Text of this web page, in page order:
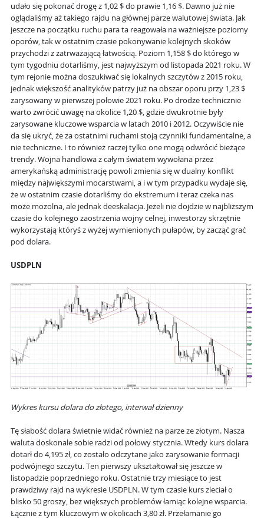
udało się pokonać drogę z 1,02 $ do prawie 1,16 $. Dawno już nie
oglądaliśmy aż takiego rajdu na głównej parze walutowej świata. Jak
jeszcze na początku ruchu para ta reagowała na ważniejsze poziomy
oporów, tak w ostatnim czasie pokonywanie kolejnych skoków
przychodzi z zatrważającą łatwością. Poziom 1,158 $ do którego w
tym tygodniu dotarliśmy, jest najwyższym od listopada 2021 roku. W
tym rejonie można doszukiwać się lokalnych szczytów z 2015 roku,
jednak większość analityków patrzy już na obszar oporu przy 1,23 $
zarysowany w pierwszej połowie 2021 roku. Po drodze technicznie
warto zwrócić uwagę na okolice 1,20 $, gdzie dwukrotnie były
zarysowane kluczowe wsparcia w latach 2010 i 2012. Oczywiście nie
da się ukryć, że za ostatnimi ruchami stoją czynniki fundamentalne, a
nie techniczne. I to również raczej tylko one mogą odwrócić bieżące
trendy. Wojna handlowa z całym światem wywołana przez
amerykańską administrację powoli zmienia się w dualny konflikt
między największymi mocarstwami, a i w tym przypadku wydaje się,
że w ostatnim czasie dotarliśmy do ekstremum i teraz czeka nas
może mozolna, ale jednak deeskalacja. Jeżeli nie dojdzie w najbliższym
czasie do kolejnego zaostrzenia wojny celnej, inwestorzy skrzętnie
wykorzystają któryś z wyżej wymienionych pułapów, by zacząć grać
pod dolara.
USDPLN
Wykres kursu dolara do złotego, interwał dzienny
Tę słabość dolara świetnie widać również na parze ze złotym. Nasza
waluta doskonale sobie radzi od połowy stycznia. Wtedy kurs dolara
dotarł do 4,195 zł, co zostało odczytane jako zarysowanie formacji
podwójnego szczytu. Ten pierwszy ukształtował się jeszcze w
listopadzie poprzedniego roku. Ostatnie trzy miesiące to jest
prawdziwy rajd na wykresie USDPLN. W tym czasie kurs zleciał o
blisko 50 groszy, bez większych problemów łamiąc kolejne wsparcia.
Łącznie z tym kluczowym w okolicach 3,80 zł. Przełamanie go